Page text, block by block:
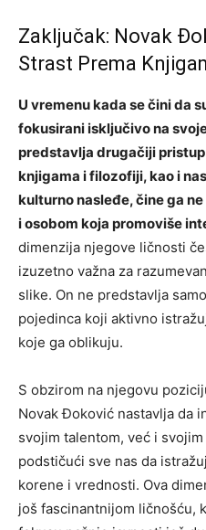
Zaključak: Novak
Strast Prema
U vremenu kada se čini da
fokusirani isključivo na
predstavlja drugačiji
knjigama i filozofiji, kao i
kulturno nasleđe, čine ga
i osobom koja promoviše
dimenzija njegove ličnosti
izuzetno važna za
slike. On ne predstavlja
pojedinca koji aktivno
koje ga oblikuju.
S obzirom na njegovu
Novak Đoković nastavlja da
svojim talentom, već i
podstičući sve nas da
korene i vrednosti. Ova
još fascinantnijom ličnošću,